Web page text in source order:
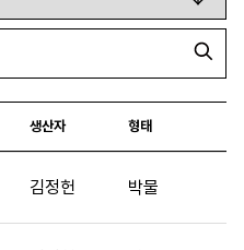
생산자 형태
김정헌 박물